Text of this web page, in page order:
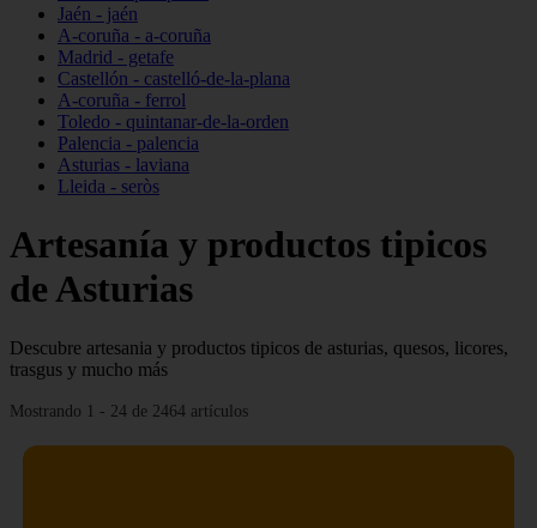
Jaén - jaén
A-coruña - a-coruña
Madrid - getafe
Castellón - castelló-de-la-plana
A-coruña - ferrol
Toledo - quintanar-de-la-orden
Palencia - palencia
Asturias - laviana
Lleida - seròs
Artesanía y productos tipicos
de Asturias
Descubre artesania y productos tipicos de asturias, quesos, licores,
trasgus y mucho más
Mostrando 1 - 24 de 2464 artículos